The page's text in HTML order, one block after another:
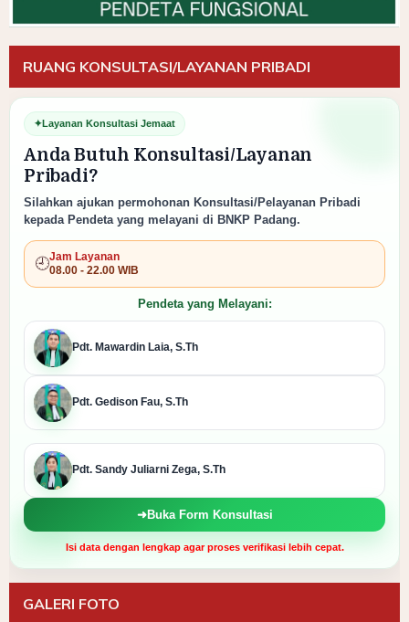
RUANG KONSULTASI/LAYANAN PRIBADI
✦Layanan Konsultasi Jemaat
Anda Butuh Konsultasi/Layanan
Pribadi?
Silahkan ajukan permohonan Konsultasi/Pelayanan Pribadi
kepada Pendeta yang melayani di BNKP Padang.
🕘Jam Layanan
08.00 - 22.00 WIB
Pendeta yang Melayani:
Pdt. Mawardin Laia, S.Th
Pdt. Gedison Fau, S.Th
Pdt. Sandy Juliarni Zega, S.Th
➜Buka Form Konsultasi
Isi data dengan lengkap agar proses verifikasi lebih cepat.
GALERI FOTO